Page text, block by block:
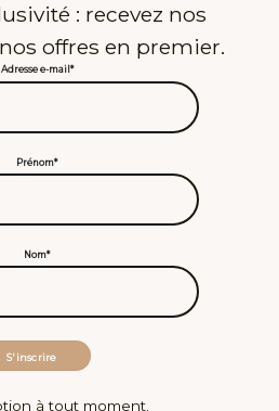
: recevez nos
offres en premier.
Adresse e-mail*
Prénom*
Nom*
à tout moment.